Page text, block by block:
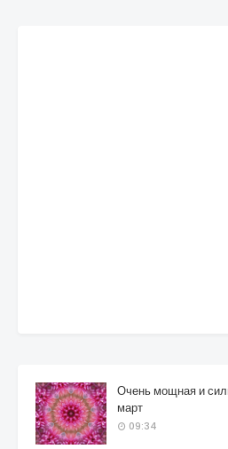
Очень мощная и
март
09:34